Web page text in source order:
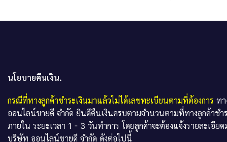
นโยบายคืนเงิน.
กรณีที่ทางลูกค้าชำระเงินมาแล้วไม่ได้เลขทะเบียนตามที่ต้องการ ท
ออนไลน์ขายดี จำกัด ยินดีคืนเงินครบตามจำนวนตามที่ทางลูกค้าชำ
ภายใน ระยะเวลา 1 - 3 วันทำการ โดยลูกค้าจะต้องแจ้งรายละเอียด
บริษัท ออนไลน์ขายดี จำกัด ดังต่อไปนี้